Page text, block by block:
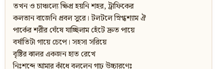
তখন ও চাঞ্চল্যে ক্ষিপ্র হয়নি শহর, ট্রাফিকের
কলতান বাজেনি প্রবল সুরে। টলটলে স্নিগ্ধশ্যাম ঐ
পার্কের শরীর ঘেঁষে যাচ্ছিলাম হেঁটে দ্রুত পায়ে
বর্ষাতিটা গায়ে চেপে। সহসা সরিয়ে
বৃষ্টির ঝালর একজন হাত রেখে
নিঃশব্দে আমার কাঁধে বললেন গাঢ় উচ্চারণেঃ